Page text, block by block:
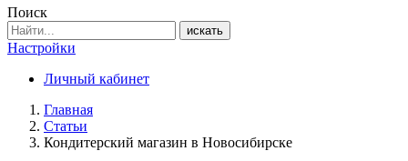
Поиск
искать
Настройки
Личный кабинет
Главная
Статьи
Кондитерский магазин в Новосибирске